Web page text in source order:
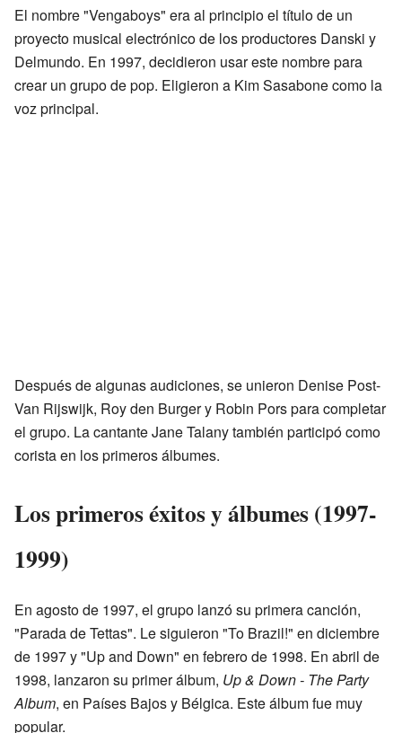
El nombre "Vengaboys" era al principio el título de un
proyecto musical electrónico de los productores Danski y
Delmundo. En 1997, decidieron usar este nombre para
crear un grupo de pop. Eligieron a Kim Sasabone como la
voz principal.
Después de algunas audiciones, se unieron Denise Post-
Van Rijswijk, Roy den Burger y Robin Pors para completar
el grupo. La cantante Jane Talany también participó como
corista en los primeros álbumes.
Los primeros éxitos y álbumes (1997-
1999)
En agosto de 1997, el grupo lanzó su primera canción,
"Parada de Tettas". Le siguieron "To Brazil!" en diciembre
de 1997 y "Up and Down" en febrero de 1998. En abril de
1998, lanzaron su primer álbum, Up & Down - The Party
Album, en Países Bajos y Bélgica. Este álbum fue muy
popular.